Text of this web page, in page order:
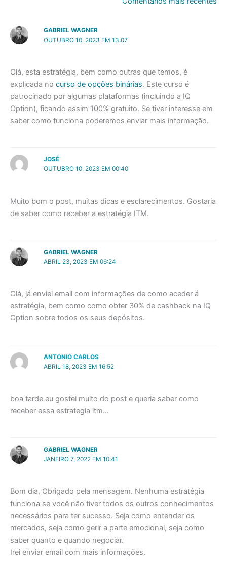
recentes
GABRIEL WAGNER
OUTUBRO 10, 2023 EM 13:07
Olá, esta estratégia, bem como outras que temos, é
explicada no curso de opções binárias. Este curso é
patrocinado por algumas plataformas (incluindo a IQ
Option), ficando assim 100% gratuito. Se tiver interesse em
saber como funciona poderemos enviar mais informação.
JOSÉ
OUTUBRO 10, 2023 EM 00:40
Muito bom o post, muitas dicas e esclarecimentos. Gostaria
de saber como receber a estratégia ITM.
GABRIEL WAGNER
ABRIL 23, 2023 EM 06:24
Olá, já enviei email com informações de como aceder á
estratégia, bem como como obter 30% de cashback na IQ
Option sobre todos os seus depósitos.
ANTONIO CARLOS
ABRIL 18, 2023 EM 16:52
boa tarde eu gostei muito do post e queria saber como
receber essa estrategia itm…
GABRIEL WAGNER
JANEIRO 7, 2022 EM 10:41
Bom dia, Obrigado pela mensagem. Nenhuma estratégia
funciona se você não tiver todos os outros conhecimentos
necessários para ter sucesso. Seja como entender os
mercados, seja como gerir a parte emocional, seja como
saber quanto e quando negociar.
Irei enviar email com mais informações.